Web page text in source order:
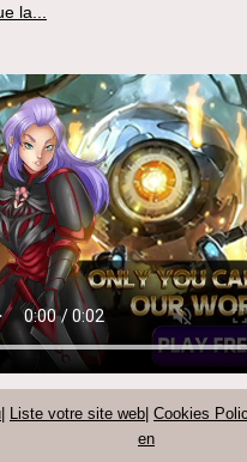
la...
Liste votre site web Cookies
en